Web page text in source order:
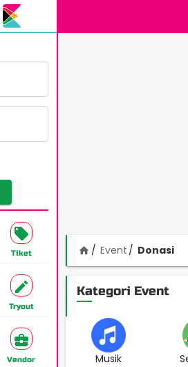
Tiket
Tryout
Vendor
home Event Donasi
Kategori Event
Musik